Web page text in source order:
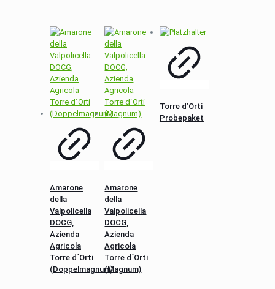
Amarone
della
Valpolicella
DOCG,
Azienda
Agricola
Torre d´Orti
(Doppelmagnum)
Amarone
della
Valpolicella
DOCG,
Azienda
Agricola
Torre d´Orti
(Magnum)
Torre d’Orti
Probepaket